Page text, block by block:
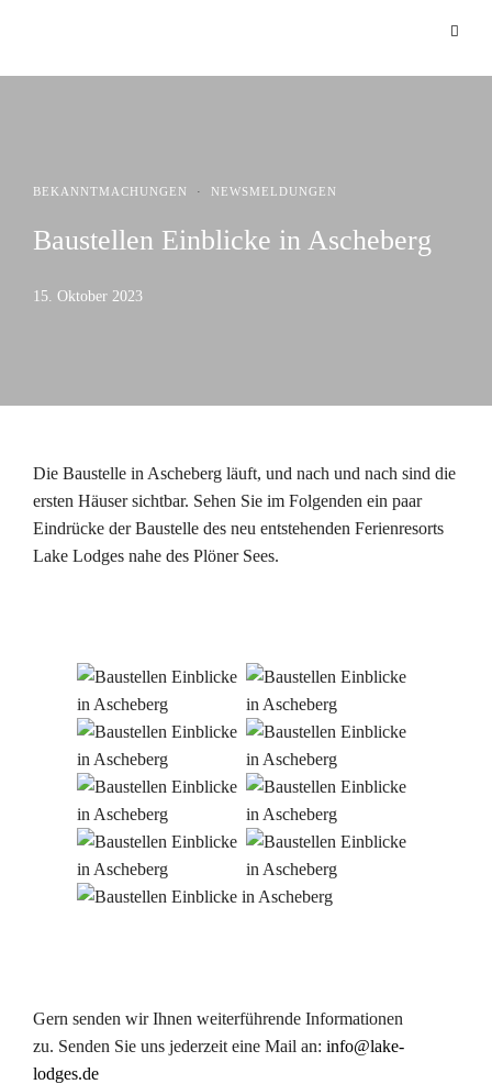
BEKANNTMACHUNGEN · NEWSMELDUNGEN
Baustellen Einblicke in Ascheberg
15. Oktober 2023
Die Baustelle in Ascheberg läuft, und nach und nach sind die
ersten Häuser sichtbar. Sehen Sie im Folgenden ein paar
Eindrücke der Baustelle des neu entstehenden Ferienresorts
Lake Lodges nahe des Plöner Sees.
Gern senden wir Ihnen weiterführende Informationen
zu. Senden Sie uns jederzeit eine Mail an: info@lake-
lodges.de